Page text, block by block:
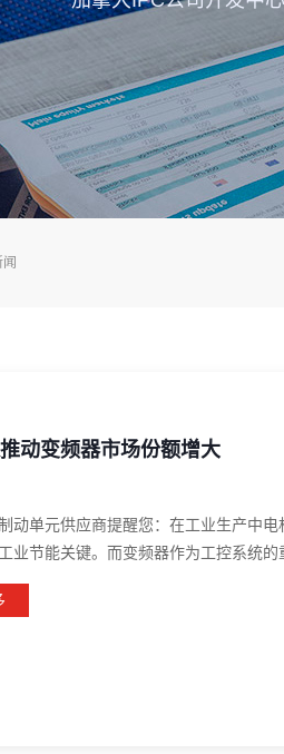
动变频器市场份额增大
单元供应商提醒您：在工业生产中电
业节能关键。而变频器作为工控系统的